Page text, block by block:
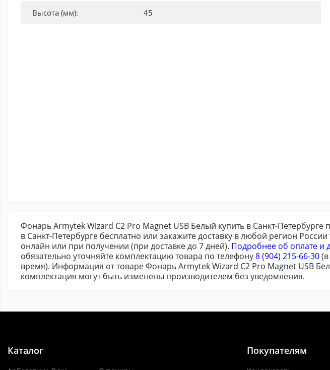
Высота (мм): 45
Фонарь Armytek Wizard C2 Pro Magnet USB Белый купить в Санкт-
в Санкт-Петербурге бесплатно или закажите доставку в любой регион
онлайн или при получении (при доставке до 7 дней). Подробнее об оплате и
обязательно уточняйте комплектацию товара по телефону8 (904) 215-66-30
время). Информация от товаре Фонарь Armytek Wizard C2 Pro Magnet USB
комплектация могут быть изменены производителем без уведомления.
Каталог Покупателям